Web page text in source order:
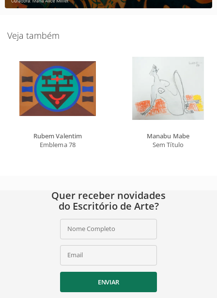
Veja também
Rubem Valentim
Emblema 78
Manabu Mabe
Sem Título
Quer receber novidades
do Escritório de Arte?
Nome Completo
Email
ENVIAR